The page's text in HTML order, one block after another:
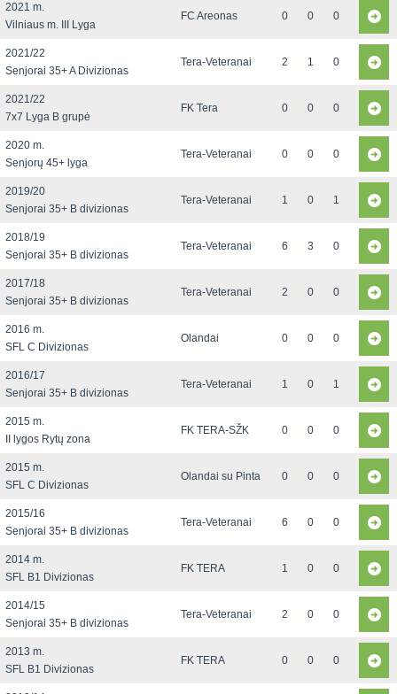
2021 m.
Vilniaus m. III Lyga
FC Areonas 0 0 0
2021/22
Senjorai 35+ A Divizionas
Tera-Veteranai 2 1 0
2021/22
7x7 Lyga B grupė
FK Tera 0 0 0
2020 m.
Senjorų 45+ lyga
Tera-Veteranai 0 0 0
2019/20
Senjorai 35+ B divizionas
Tera-Veteranai 1 0 1
2018/19
Senjorai 35+ B divizionas
Tera-Veteranai 6 3 0
2017/18
Senjorai 35+ B divizionas
Tera-Veteranai 2 0 0
2016 m.
SFL C Divizionas
Olandai 0 0 0
2016/17
Senjorai 35+ B divizionas
Tera-Veteranai 1 0 1
2015 m.
II lygos Rytų zona
FK TERA-SŽK 0 0 0
2015 m.
SFL C Divizionas
Olandai su Pinta 0 0 0
2015/16
Senjorai 35+ B divizionas
Tera-Veteranai 6 0 0
2014 m.
SFL B1 Divizionas
FK TERA 1 0 0
2014/15
Senjorai 35+ B divizionas
Tera-Veteranai 2 0 0
2013 m.
SFL B1 Divizionas
FK TERA 0 0 0